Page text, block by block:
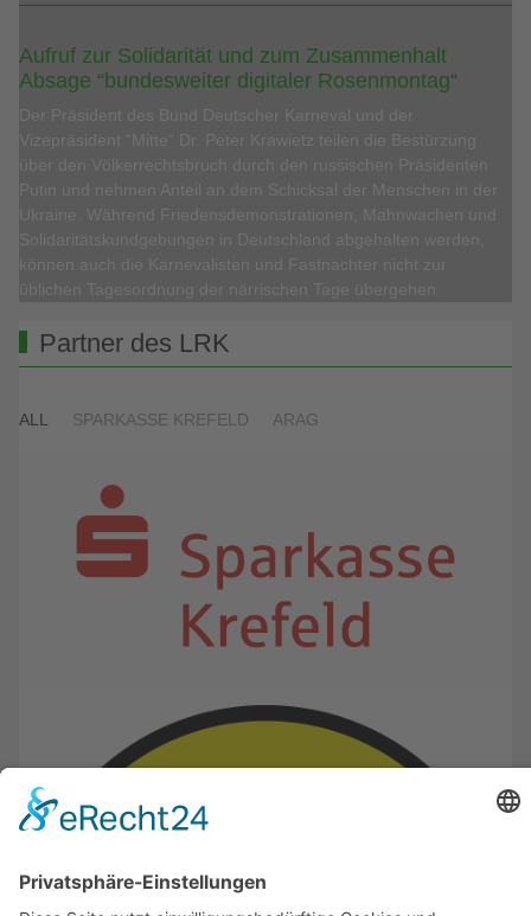
Aufruf zur Solidarität und zum Zusammenhalt
Absage “bundesweiter digitaler Rosenmontag“
Partner des LRK
ALL SPARKASSE KREFELD ARAG